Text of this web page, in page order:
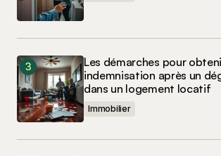
Les démarches pour
indemnisation après un
dans un logement locatif
Immobilier